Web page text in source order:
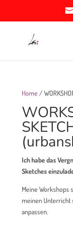
Home /
Ich habe das
Sketches
Meine Workshops
meinen Unterricht
anpassen.